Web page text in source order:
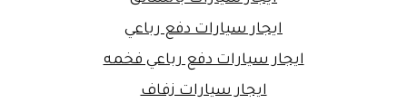
ايجار سيارات دفع رباعي
ايجار سيارات دفع رباعي فخمه
ايجار سيارات زفاف